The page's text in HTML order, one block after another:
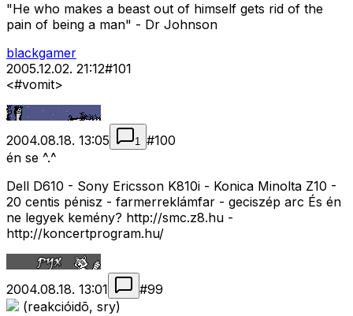
"He who makes a beast out of himself gets rid of the
pain of being a man" - Dr Johnson
blackgamer
2005.12.02. 21:12#101
<#vomit>
2004.08.18. 13:05 1 #100
én se ^.^
Dell D610 - Sony Ericsson K810i - Konica Minolta Z10 -
20 centis pénisz - farmerreklámfar - geciszép arc És én
ne legyek kemény? http://smc.z8.hu -
http://koncertprogram.hu/
2004.08.18. 13:01 #99
(reakcióidõ, sry)